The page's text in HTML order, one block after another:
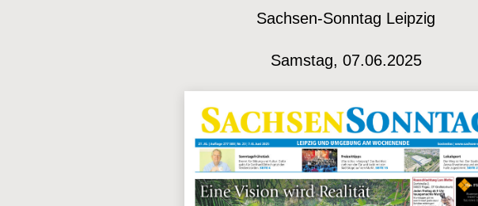
Sachsen-Sonntag Leipzig
Samstag, 07.06.2025